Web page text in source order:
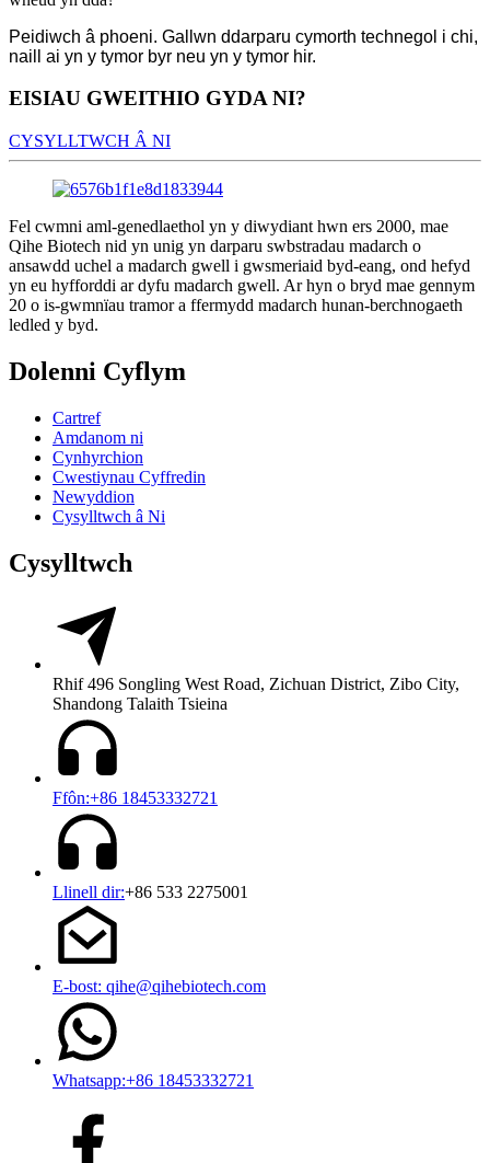
Peidiwch â phoeni. Gallwn ddarparu cymorth technegol i chi,
naill ai yn y tymor byr neu yn y tymor hir.
EISIAU GWEITHIO GYDA NI?
CYSYLLTWCH Â NI
Fel cwmni aml-genedlaethol yn y diwydiant hwn ers 2000, mae
Qihe Biotech nid yn unig yn darparu swbstradau madarch o
ansawdd uchel a madarch gwell i gwsmeriaid byd-eang, ond hefyd
yn eu hyfforddi ar dyfu madarch gwell. Ar hyn o bryd mae gennym
20 o is-gwmnïau tramor a ffermydd madarch hunan-berchnogaeth
ledled y byd.
Dolenni Cyflym
Cartref
Amdanom ni
Cynhyrchion
Cwestiynau Cyffredin
Newyddion
Cysylltwch â Ni
Cysylltwch
Rhif 496 Songling West Road, Zichuan District, Zibo City,
Shandong Talaith Tsieina
Ffôn:+86 18453332721
Llinell dir:+86 533 2275001
E-bost: qihe@qihebiotech.com
Whatsapp:+86 18453332721